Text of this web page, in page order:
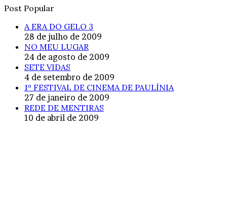
Post Popular
A ERA DO GELO 3
28 de julho de 2009
NO MEU LUGAR
24 de agosto de 2009
SETE VIDAS
4 de setembro de 2009
1º FESTIVAL DE CINEMA DE PAULÍNIA
27 de janeiro de 2009
REDE DE MENTIRAS
10 de abril de 2009